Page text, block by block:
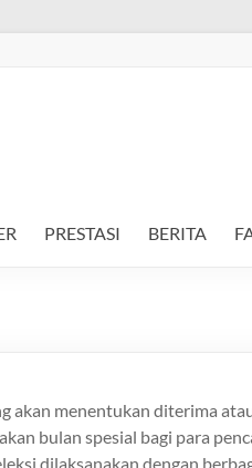
PRESTASI BERITA
akan menentukan diterima
bulan spesial bagi para
dilaksanakan dengan